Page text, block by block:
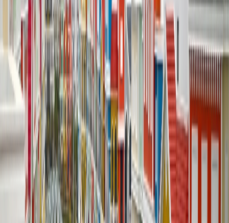
San Francisco se encuentra en la costa oeste de Estados Unidos,
destacada por su arquitectura victoriana, las opciones de comida al
aire libre durante la semana de Super Bowl, los lugares icónicos,
una vibrante escena cultural y los cafés interesantes, lo que ha sido
capturado en una variedad de películas y series. Sin embargo, para
tener una experiencia única, los viajeros también exploran los
lugares locales que, sin duda, son merecedores de ser explorados.
Los lugares de set-jetting:
Musée Mécanique, Pier 7, la
avenida 601 Buena Vista, las calles de Taylor y Vallejo y más
Las películas o series:
Always Be My Maybe, Ant-Man,
Dirty Harry, Full House y más
Yellowstone
Los picos dramáticos de las montañas Rocosas, la naturaleza salvaje
y la naturaleza americana no tocada convierten Yellowstone en uno
de los lugares populares como fondo de películas y series.
Yellowstone es una de las series más populares que muestra la bella
vida salvaje en Montana y Utah, y ofrece una experiencia única a
todos los viajeros. Sin embargo, Yellowstone también cuenta con
otros lugares icónicos que cada persona debe explorar además de los
lugares de películas o series.